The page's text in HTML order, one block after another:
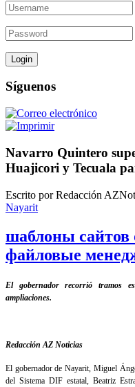
Síguenos
Navarro Quintero
Huajicori y Tecuala
Escrito por Redacción
Nayarit
шаблоны
файловые
El gobernador recorrió tramos
ampliaciones.
Redacción AZ Noticias
El gobernador de Nayarit, Miguel
del Sistema DIF estatal, Beatriz